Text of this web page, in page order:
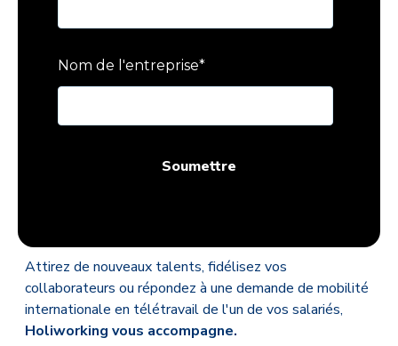
Nom de l'entreprise*
Attirez de nouveaux talents, fidélisez vos
collaborateurs ou répondez à une demande de mobilité
internationale en télétravail de l'un de vos salariés,
Holiworking vous accompagne.